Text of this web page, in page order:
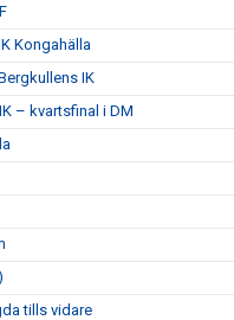
Kongahälla
IK
– kvartsfinal i DM
tills vidare